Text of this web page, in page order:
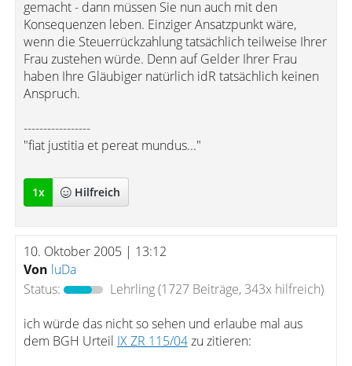
gemacht - dann müssen Sie nun auch mit den
Konsequenzen leben. Einziger Ansatzpunkt wäre,
wenn die Steuerrückzahlung tatsächlich teilweise Ihrer
Frau zustehen würde. Denn auf Gelder Ihrer Frau
haben Ihre Gläubiger natürlich idR tatsächlich keinen
Anspruch.
-----------------
"fiat justitia et pereat mundus..."
1x Hilfreich
10. Oktober 2005 | 13:12
Von luDa
Status:
Lehrling(1727 Beiträge, 343x hilfreich)
ich würde das nicht so sehen und erlaube mal aus
dem BGH Urteil IX ZR 115/04zu zitieren: